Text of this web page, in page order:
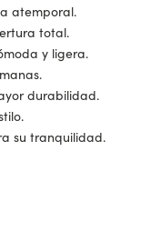
atemporal.
total.
y ligera.
durabilidad.
su tranquilidad.